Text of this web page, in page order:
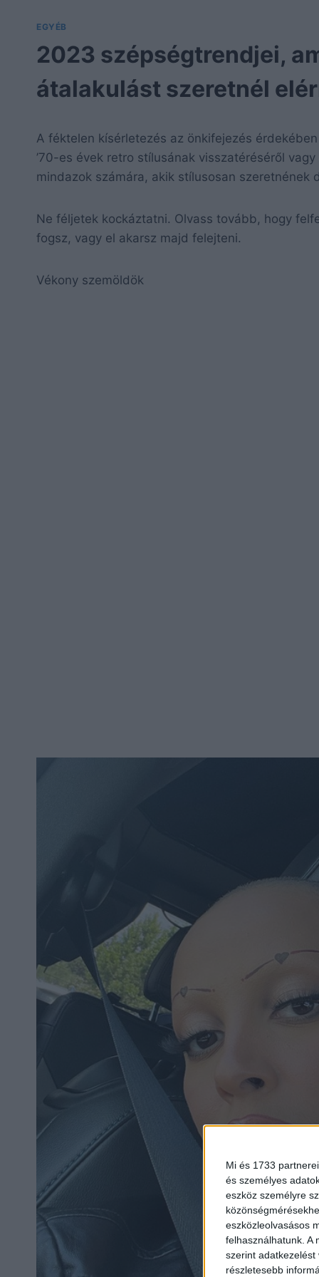
Mi és 1733
és személyes
eszköz személyre
eszközleolvasásos
felhasználhatunk. A
szerint
részletesebb
EGYÉB
2023 szépségtrendjei,
átalakulást szeretnél
A féktelen kísérletezés az önkifejezés
’70-es évek retro stílusának visszatéréséről
mindazok számára, akik stílusosan szeretnének
Ne féljetek kockáztatni. Olvass tovább, hogy
fogsz, vagy el akarsz majd felejteni.
Vékony szemöldök